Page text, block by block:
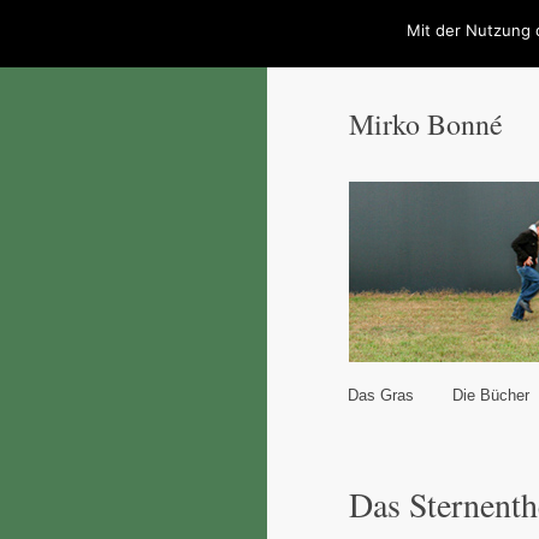
Mirko Bonné
Zum Inhalt wechseln
Zum sekundären
Das Gras Die Bücher
Das
Mit der Nutzung